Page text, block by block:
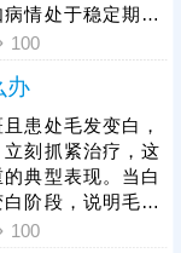
情处于稳定期、
瘢痕体质，术前
外，目前有新型
白癜风临床治疗
植，与植皮手术
素细胞移植成活
疤痕，复色成功
规医院，经验丰
术前术后护理事
更高。
100
办
患处毛发变白，
刻抓紧治疗，这
典型表现。当白
阶段，说明毛囊
治疗难度会明显
100